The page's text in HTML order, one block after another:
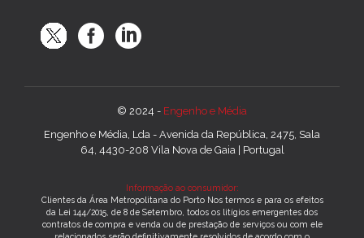
© 2024 - Engenho e Média
Engenho e Média, Lda - Avenida da República, 2475, Sala
64, 4430-208 Vila Nova de Gaia | Portugal
Informação ao consumidor:
Clientes da Área Metropolitana do Porto Nos termos e para os efeitos
da Lei 144/2015, de 8 de Setembro, todos os litígios emergentes dos
contratos de compra e venda ou de prestação de serviços ou com ele